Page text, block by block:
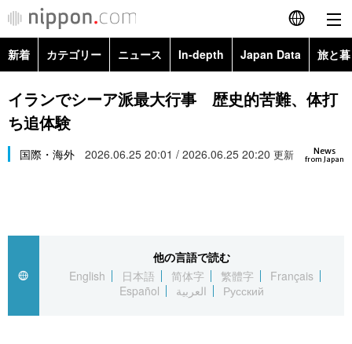
English
简体字
Русский
カテゴリー
経済・ビジネス
国際
トップ
アーカイブ
In-depth
Japan Data
新着 カテゴリー ニュース In-depth Japan Data 旅と
政治・外交
経済・ビジネス
Topics
イランでシーア派最大行事 歴史的苦難、体打
ち追体験
News
from Japan
国際・海外 2026.06.25 20:01 / 2026.06.25 20:20 更新
他の言語で読む
English
日本語 简体字 繁體字
Français
Español
العربية Русский